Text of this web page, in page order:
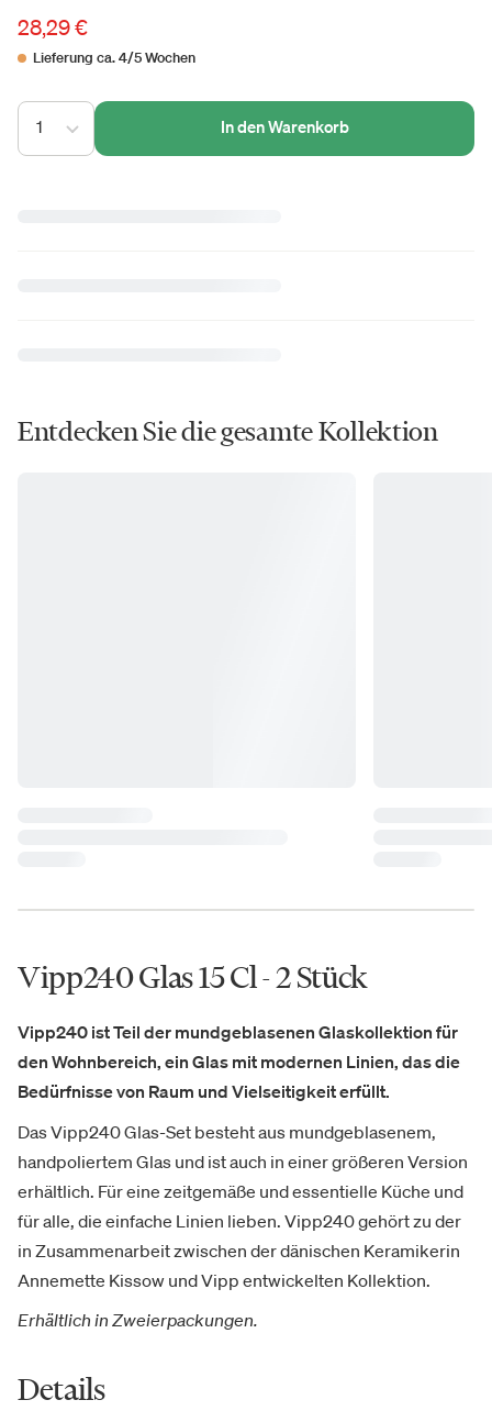
28,29 €
Lieferung ca. 4/5 Wochen
1 In den Warenkorb
Entdecken Sie die gesamte Kollektion
Vipp240 Glas 15 Cl - 2 Stück
Vipp240 ist Teil der mundgeblasenen Glaskollektion für
den Wohnbereich, ein Glas mit modernen Linien, das die
Bedürfnisse von Raum und Vielseitigkeit erfüllt.
Das Vipp240 Glas-Set besteht aus mundgeblasenem,
handpoliertem Glas und ist auch in einer größeren Version
erhältlich. Für eine zeitgemäße und essentielle Küche und
für alle, die einfache Linien lieben. Vipp240 gehört zu der
in Zusammenarbeit zwischen der dänischen Keramikerin
Annemette Kissow und Vipp entwickelten Kollektion.
Erhältlich in Zweierpackungen.
Details